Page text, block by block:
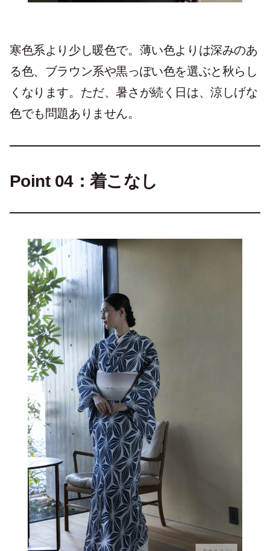
寒色系より少し暖色で。薄い色よりは深みのあ
る色、ブラウン系や黒っぽい色を選ぶと秋らし
くなります。ただ、暑さが続く日は、涼しげな
色でも問題ありません。
Point 04：着こなし